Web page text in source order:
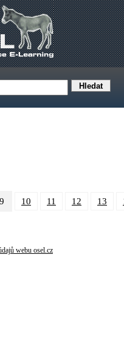
10 11 12 13
webu osel.cz